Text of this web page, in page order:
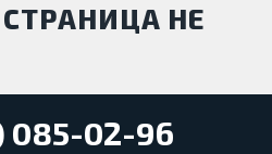
НЕ
085-02-96